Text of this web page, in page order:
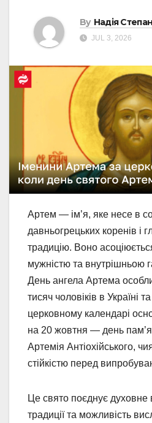
By Надія
JUL 3, 2026
Артем — ім’я, яке несе в
давньогрецьких коренів і
традицію. Воно
мужністю та внутрішньою
День ангела Артема
тисяч чоловіків в Україні
церковному календарі
на 20 жовтня — день
Артемія Антіохійського,
стійкістю перед
Це свято поєднує духовне
традиції та можливість